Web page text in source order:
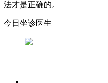
法才是正确的。
今日坐诊医生